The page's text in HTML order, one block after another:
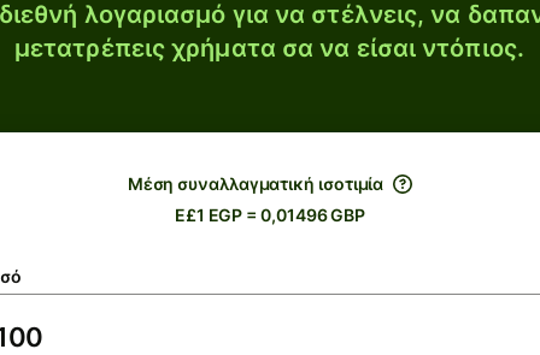
λογαριασμό για να στέλνεις, να
μετατρέπεις χρήματα σα να είσαι ντόπιος.
Μέση συναλλαγματική ισοτιμία
E£1 EGP = 0,01496 GBP